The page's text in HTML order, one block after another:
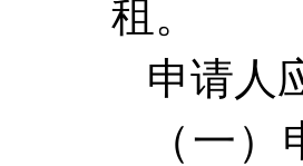
租。
申请人
（一